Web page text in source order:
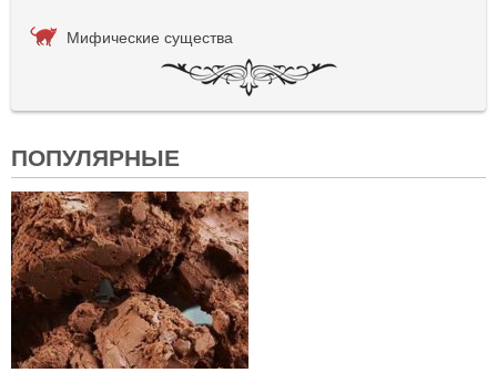
Мифические существа
ПОПУЛЯРНЫЕ